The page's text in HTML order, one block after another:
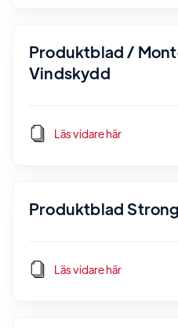
Produktblad /
Vindskydd
Läs vidare här
Produktblad
Läs vidare här